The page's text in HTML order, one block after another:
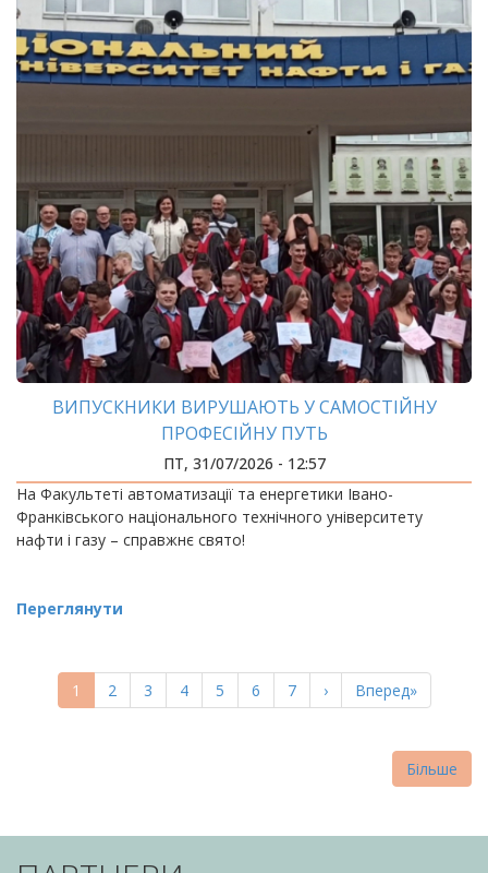
ВИПУСКНИКИ ВИРУШАЮТЬ У САМОСТІЙНУ
ПРОФЕСІЙНУ ПУТЬ
ПТ, 31/07/2026 - 12:57
На Факультеті автоматизації та енергетики Івано-
Франківського національного технічного університету
нафти і газу – справжнє свято!
Переглянути
СТОРІНКИПоточна
сторінка
1 Page
2 Page
3 Page
4 Page
5 Page
6 Page
7
Наступна
сторінка
›
Остання
сторінка
Вперед»
Більше